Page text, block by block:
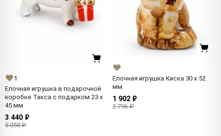
1
Елочная игрушка в подарочной
коробке Такса с подарком 23 x
45 мм.
3 440 ₽
5 058 ₽
Елочная игрушка Киска 30 x 52
мм.
1 902 ₽
2 796 ₽